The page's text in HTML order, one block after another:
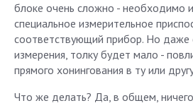
блоке очень сложно - необходимо
специальное измерительное
соответствующий прибор. Но даже
измерения, толку будет мало -
прямого хонингования в ту или
Что же делать? Да, в общем,